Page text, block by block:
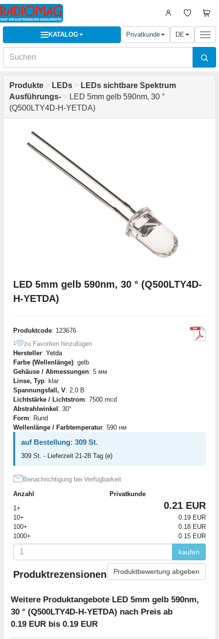
KATALOG Privatkunde DE
Produkte > LEDs > LEDs sichtbare Spektrum
Ausführungs- > LED 5mm gelb 590nm, 30 °
(Q500LTY4D-H-YETDA)
LED 5mm gelb 590nm, 30 ° (Q500LTY4D-
H-YETDA)
Produktcode: 123676
1
zu Favoriten hinzufügen
Hersteller: Yetda
Farbe (Wellenlänge): gelb
Gehäuse / Abmessungen: 5 мм
Linse, Typ: klar
Spannungsfall, V: 2,0 В
Lichtstärke / Lichtstrom: 7500 mcd
Abstrahlwinkel: 30°
Form: Rund
Wellenlänge / Farbtemperatur: 590 нм
auf Bestellung: 309 St.
309 St. - Lieferzeit 21-28 Tag (e)
Benachrichtigung bei Verfügbarkeit
Anzahl
Privatkunde
1+
0.21 EUR
10+
0.19 EUR
100+
0.18 EUR
1000+
0.15 EUR
kaufen
Produktrezensionen Produktbewertung abgeben
Weitere Produktangebote LED 5mm gelb 590nm,
30 ° (Q500LTY4D-H-YETDA) nach Preis ab
0.19 EUR bis 0.19 EUR